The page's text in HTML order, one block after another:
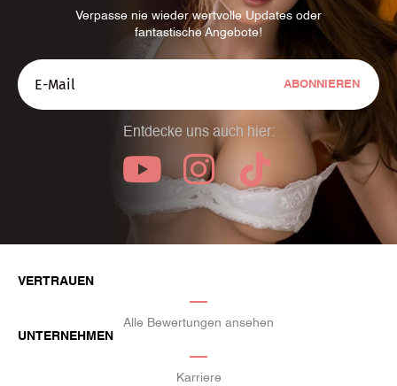
Verpasse nie wieder wertvolle Updates oder
fantastische Angebote!
ABONNIEREN
Entdecke uns auch hier:
VERTRAUEN
Alle Bewertungen ansehen
UNTERNEHMEN
Karriere